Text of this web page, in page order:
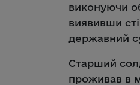
виконуючи
виявивши
державний
Старший
проживав в